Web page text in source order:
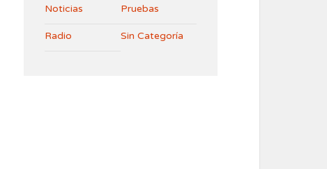
Noticias Pruebas
Radio Sin Categoría